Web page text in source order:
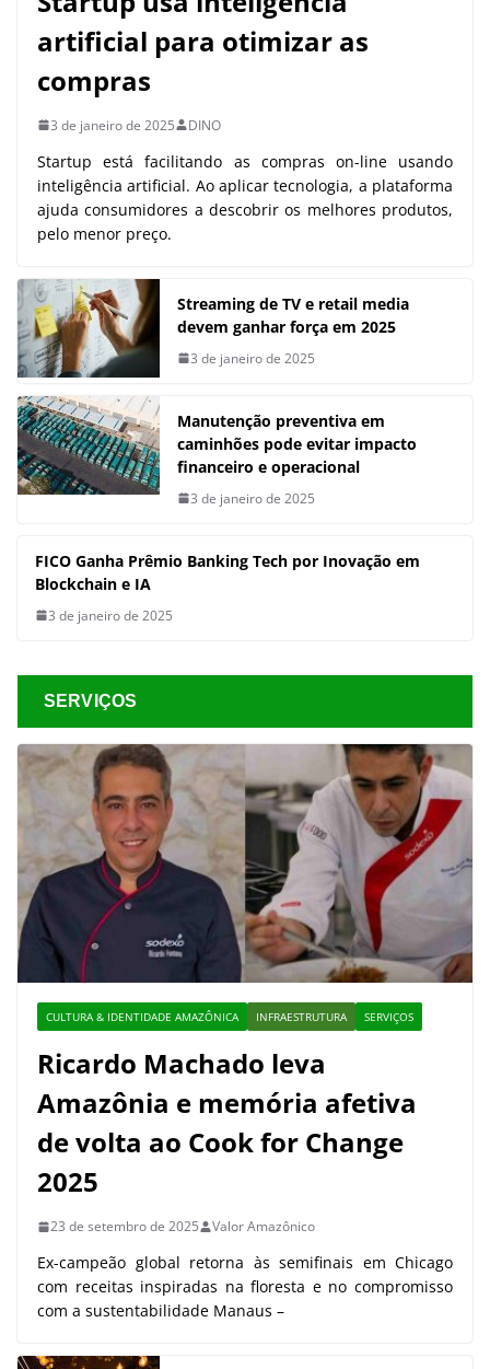
artificial para otimizar as
compras
3 de janeiro de 2025 DINO
Startup está facilitando as compras on-line usando
inteligência artificial. Ao aplicar tecnologia, a plataforma
ajuda consumidores a descobrir os melhores produtos,
pelo menor preço.
Streaming de TV e retail media
devem ganhar força em 2025
3 de janeiro de 2025
Manutenção preventiva em
caminhões pode evitar impacto
financeiro e operacional
3 de janeiro de 2025
FICO Ganha Prêmio Banking Tech por Inovação em
Blockchain e IA
3 de janeiro de 2025
SERVIÇOS
CULTURA & IDENTIDADE AMAZÔNICA INFRAESTRUTURA SERVIÇOS
Ricardo Machado leva
Amazônia e memória afetiva
de volta ao Cook for Change
2025
23 de setembro de 2025 Valor Amazônico
Ex-campeão global retorna às semifinais em Chicago
com receitas inspiradas na floresta e no compromisso
com a sustentabilidade Manaus –